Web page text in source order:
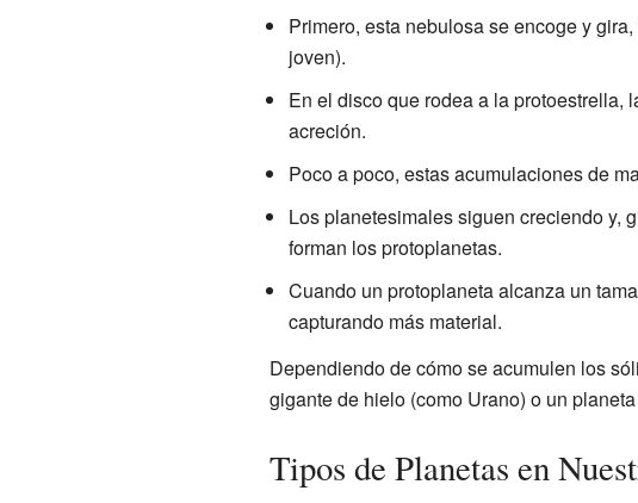
Primero, esta nebulosa se encoge y
joven).
En el disco que rodea a la protoestrella,
acreción.
Poco a poco, estas acumulaciones de
Los planetesimales siguen creciendo y,
forman los protoplanetas.
Cuando un protoplaneta alcanza un
capturando más material.
Dependiendo de cómo se acumulen los
gigante de hielo (como Urano) o un
Tipos de Planetas en